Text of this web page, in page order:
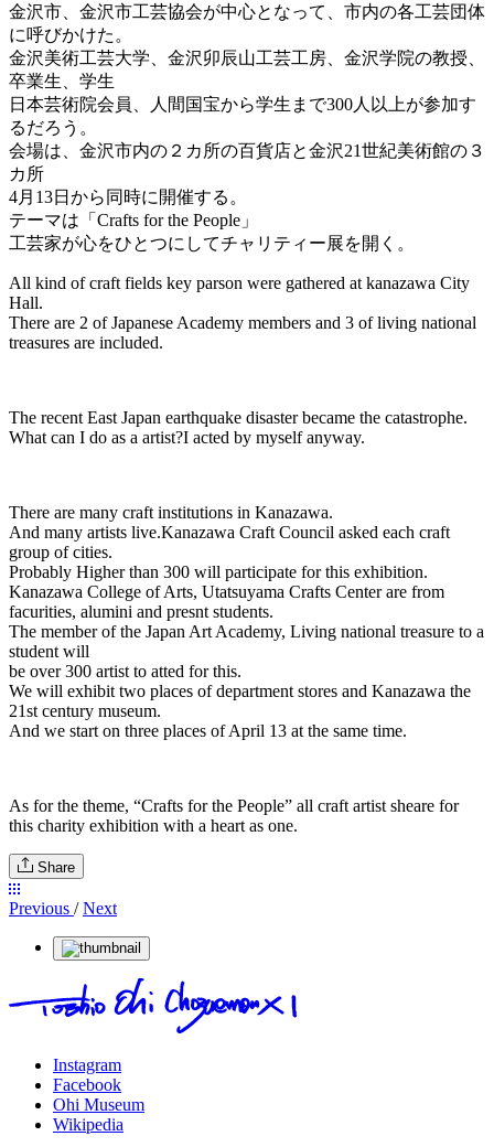
金沢市、金沢市工芸協会が中心となって、市内の各工芸団体
に呼びかけた。
金沢美術工芸大学、金沢卯辰山工芸工房、金沢学院の教授、
卒業生、学生
日本芸術院会員、人間国宝から学生まで300人以上が参加す
るだろう。
会場は、金沢市内の２カ所の百貨店と金沢21世紀美術館の３
カ所
4月13日から同時に開催する。
テーマは「Crafts for the People」
工芸家が心をひとつにしてチャリティー展を開く。
All kind of craft fields key parson were gathered at kanazawa City
Hall.
There are 2 of Japanese Academy members and 3 of living national
treasures are included.
The recent East Japan earthquake disaster became the catastrophe.
What can I do as a artist?I acted by myself anyway.
There are many craft institutions in Kanazawa.
And many artists live.Kanazawa Craft Council asked each craft
group of cities.
Probably Higher than 300 will participate for this exhibition.
Kanazawa College of Arts, Utatsuyama Crafts Center are from
facurities, alumini and presnt students.
The member of the Japan Art Academy, Living national treasure to a
student will
be over 300 artist to atted for this.
We will exhibit two places of department stores and Kanazawa the
21st century museum.
And we start on three places of April 13 at the same time.
As for the theme, “Crafts for the People” all craft artist sheare for
this charity exhibition with a heart as one.
Share
Previous / Next
Instagram
Facebook
Ohi Museum
Wikipedia